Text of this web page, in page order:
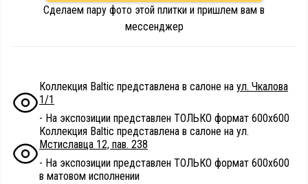
Сделаем пару фото этой плитки и пришлем вам в
мессенджер
Коллекция Baltic представлена в салоне на ул. Чкалова
1/1
- На экспозиции представлен ТОЛЬКО формат 600х600
Коллекция Baltic представлена в салоне на ул.
Мстиславца 12, пав. 238
- На экспозиции представлен ТОЛЬКО формат 600х600
в матовом исполнении